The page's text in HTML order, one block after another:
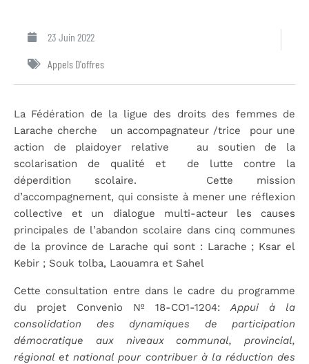
23 Juin 2022
Appels D'offres
La Fédération de la ligue des droits des femmes de
Larache cherche un accompagnateur /trice pour une
action de plaidoyer relative au soutien de la
scolarisation de qualité et de lutte contre la
déperdition scolaire. Cette mission
d’accompagnement, qui consiste à mener une réflexion
collective et un dialogue multi-acteur les causes
principales de l’abandon scolaire dans cinq communes
de la province de Larache qui sont : Larache ; Ksar el
Kebir ; Souk tolba, Laouamra et Sahel
Cette consultation entre dans le cadre du programme
du projet Convenio Nº 18-CO1-1204: Appui à la
consolidation des dynamiques de participation
démocratique aux niveaux communal, provincial,
régional et national pour contribuer à la réduction des